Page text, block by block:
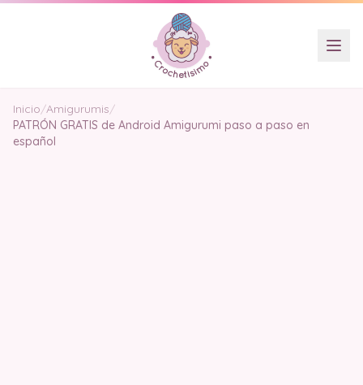
Inicio/Amigurumis/
PATRÓN GRATIS de Android Amigurumi paso a paso en
español